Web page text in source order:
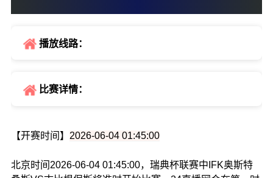
完赛
播放线路：
比赛详情：
【开赛时间】 2026-06-04 01:45:00
北京时间2026-06-04 01:45:00，瑞典杯联赛中IFK奥斯特